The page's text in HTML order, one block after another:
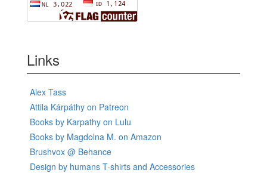
Links
Alex Tass
Attila Kárpáthy on Patreon
Books by Karpathy on Lulu
Books by Magdolna M. on Amazon
Brushvox @ Behance
Design by humans T-shirts and Accessories